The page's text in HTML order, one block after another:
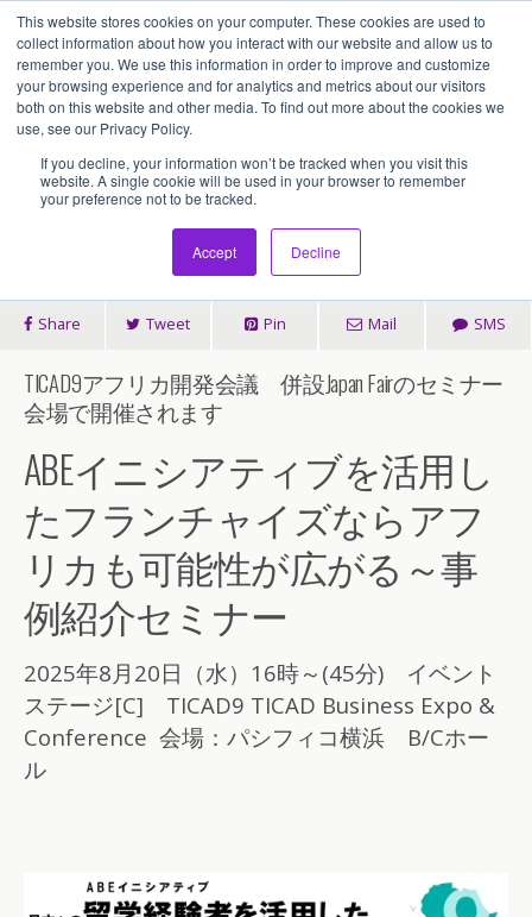
This website stores cookies on your computer. These cookies are used to
collect information about how you interact with our website and allow us to
remember you. We use this information in order to improve and customize
your browsing experience and for analytics and metrics about our visitors
both on this website and other media. To find out more about the cookies we
use, see our Privacy Policy.
If you decline, your information won’t be tracked when you visit this
website. A single cookie will be used in your browser to remember
your preference not to be tracked.
Accept Decline
アセンティア・ホールディングス(AssentiaHoldings)
8月20日TICAD9会場でセミナー開
催します
Share Tweet Pin Mail SMS
TICAD9アフリカ開発会議 併設Japan Fairのセミナー
会場で開催されます
ABEイニシアティブを活用し
たフランチャイズならアフ
リカも可能性が広がる～事
例紹介セミナー
2025年8月20日（水）16時～(45分) イベント
ステージ[C] TICAD9 TICAD Business Expo &
Conference 会場：パシフィコ横浜 B/Cホー
ル